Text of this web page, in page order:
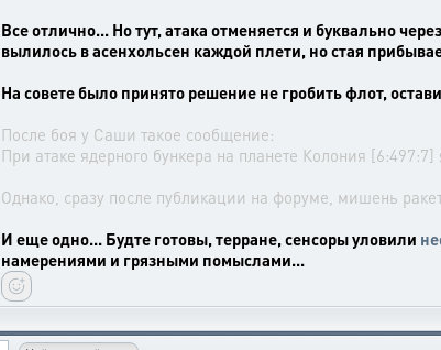
Все отлично... Но тут, атака отменяется и буквально
вылилось в асенхольсен каждой плети, но стая
На совете было принято решение не гробить флот,
После боя у Саши такое сообщение:
При атаке ядерного бункера на планете Колония
Однако, сразу после публикации на форуме, мишень
И еще одно... Будте готовы, терране, сенсоры уловили
намерениями и грязными помыслами...